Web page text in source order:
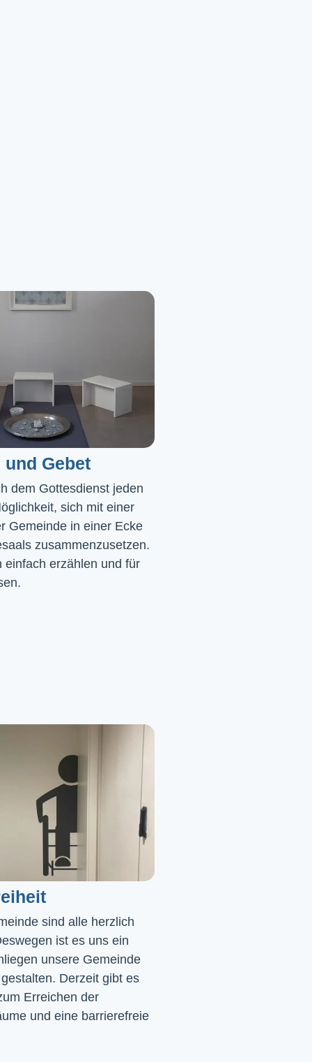
und Gebet
dem Gottesdienst jeden
sich mit einer
Gemeinde in einer Ecke
zusammenzusetzen.
einfach erzählen und für
sind alle herzlich
ist es uns ein
unsere Gemeinde
Derzeit gibt es
Erreichen der
und eine barrierefreie